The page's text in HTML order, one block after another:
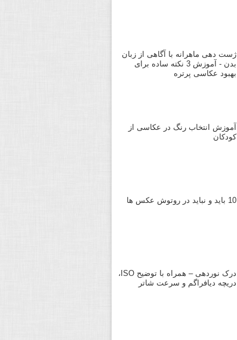
ژست دهی ماهرانه با آگاهی از زبان
بدن - آموزش 3 نکته ساده برای
بهبود عکاسی پرتره
آموزش انتخاب رنگ در عکاسی از
کودکان
10 باید و نباید در روتوش عکس ها
درک نوردهی – همراه با توضیح ISO،
دریچه دیافراگم و سرعت شاتر